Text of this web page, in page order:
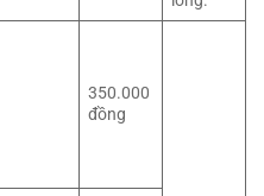
350.000
đồng